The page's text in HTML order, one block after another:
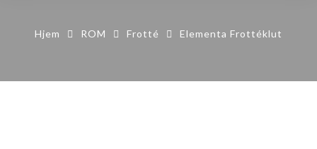
Hjem ROM Frotté Elementa Frottéklut